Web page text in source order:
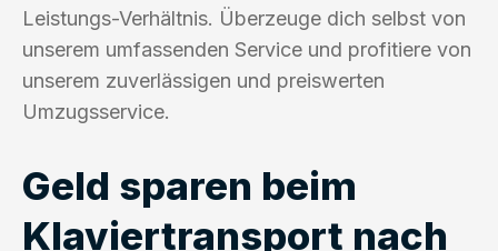
Leistungs-Verhältnis. Überzeuge dich selbst von
unserem umfassenden Service und profitiere von
unserem zuverlässigen und preiswerten
Umzugsservice.
Geld sparen beim
Klaviertransport nach